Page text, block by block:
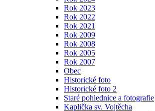
Rok 2023
Rok 2022
Rok 2021
Rok 2009
Rok 2008
Rok 2005
Rok 2007
Obec
Historické foto
Historické foto 2
Staré pohlednice a fotografie
Kaplička sv. Vojtěcha